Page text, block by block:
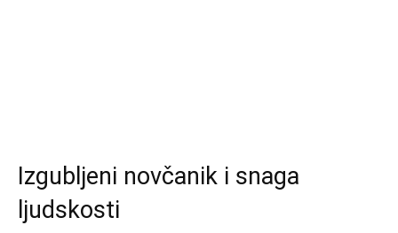
Izgubljeni novčanik i snaga
ljudskosti